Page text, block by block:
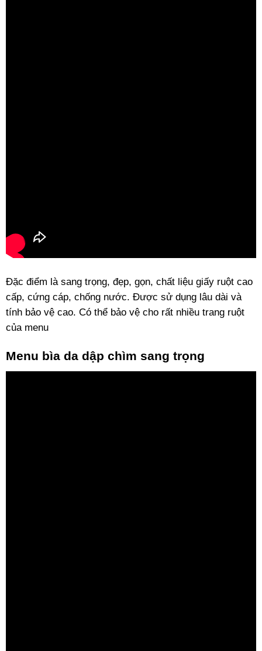
Đặc điểm là sang trọng, đẹp, gọn, chất liệu giấy ruột cao
cấp, cứng cáp, chống nước. Được sử dụng lâu dài và
tính bảo vệ cao. Có thể bảo vệ cho rất nhiều trang ruột
của menu
Menu bìa da dập chìm sang trọng